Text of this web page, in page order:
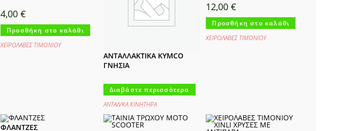
4,00€
Προσθήκη στο καλάθι
ΧΕΙΡΟΛΑΒΕΣ ΤΙΜΟΝΙΟΥ
ΑΝΤΑΛΛΑΚΤΙΚΑ KYMCO
ΓΝΗΣΙΑ
Διαβάστε περισσότερα
ΑΝΤΑΛ/ΚΑ ΚΙΝΗΤΗΡΑ
12,00€
Προσθήκη στο καλάθι
ΧΕΙΡΟΛΑΒΕΣ ΤΙΜΟΝΙΟΥ
ΦΛΑΝΤΖΕΣ